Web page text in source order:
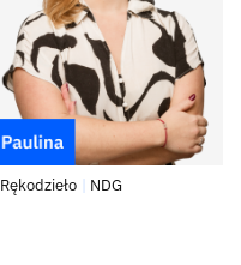
Rękodzieło | NDG